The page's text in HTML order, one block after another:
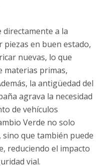
directamente a la
piezas en buen estado,
nuevas, lo que
materias primas,
la antigüedad del
agrava la necesidad
de vehículos
Verde no solo
que también puede
reduciendo el impacto
vial.